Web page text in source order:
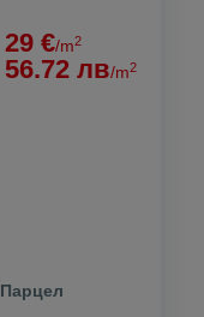
29 €/m2
56.72 лв/m2
Парцел